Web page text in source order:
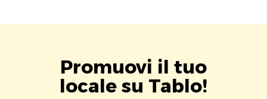
Promuovi il tuo
locale su Tablo!